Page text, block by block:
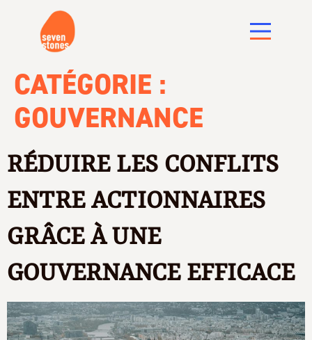
CATÉGORIE :
GOUVERNANCE
RÉDUIRE LES CONFLITS
ENTRE ACTIONNAIRES
GRÂCE À UNE
GOUVERNANCE EFFICACE